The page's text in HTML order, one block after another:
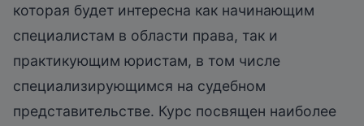
которая будет интересна как начинающим
специалистам в области права, так и
практикующим юристам, в том числе
специализирующимся на судебном
представительстве. Курс посвящен наиболее